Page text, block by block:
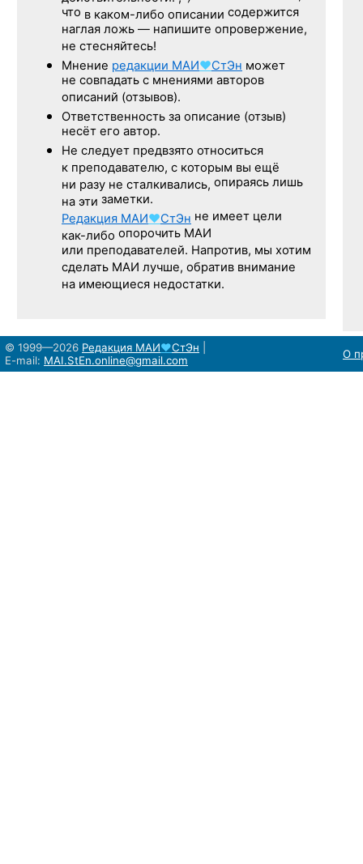
что в каком-либо описании содержится
наглая ложь — напишите опровержение,
не стесняйтесь!
Мнение редакции МАИ♥СтЭн может
не совпадать с мнениями авторов
описаний (отзывов).
Ответственность за описание (отзыв)
несёт его автор.
Не следует предвзято относиться
к преподавателю, с которым вы ещё
ни разу не сталкивались, опираясь лишь
на эти заметки.
Редакция МАИ♥СтЭн не имеет цели
как-либо опорочить МАИ
или преподавателей. Напротив, мы хотим
сделать МАИ лучше, обратив внимание
на имеющиеся недостатки.
© 1999—2026 Редакция МАИ♥СтЭн
E-mail: MAI.StEn.online@gmail.com О